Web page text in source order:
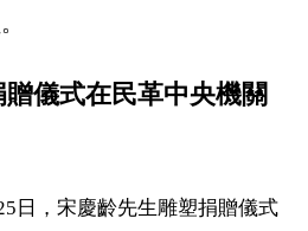
儀式在民革中央機關
日，宋慶齡先生雕塑捐贈儀式